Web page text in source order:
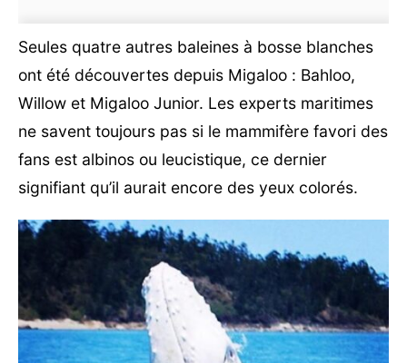
Seules quatre autres baleines à bosse blanches
ont été découvertes depuis Migaloo : Bahloo,
Willow et Migaloo Junior. Les experts maritimes
ne savent toujours pas si le mammifère favori des
fans est albinos ou leucistique, ce dernier
signifiant qu’il aurait encore des yeux colorés.